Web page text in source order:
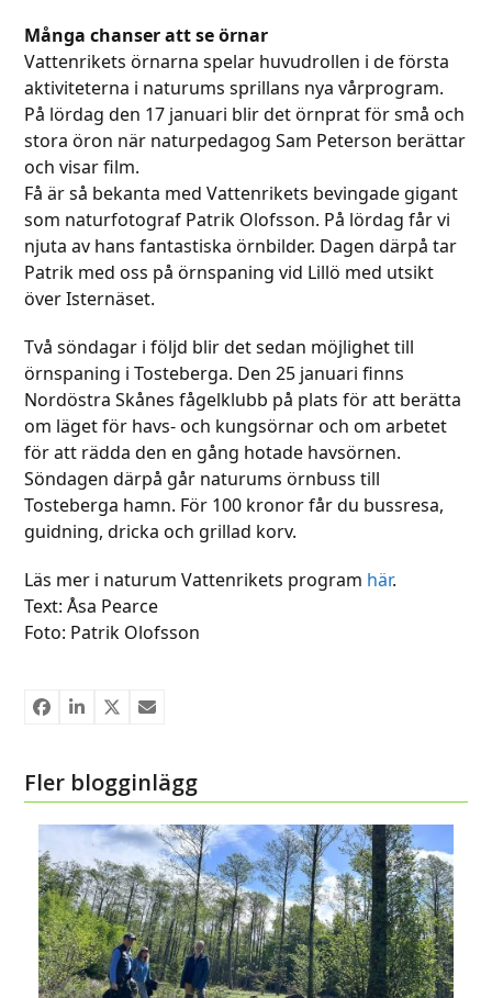
Många chanser att se örnar
Vattenrikets örnarna spelar huvudrollen i de första
aktiviteterna i naturums sprillans nya vårprogram.
På lördag den 17 januari blir det örnprat för små och
stora öron när naturpedagog Sam Peterson berättar
och visar film.
Få är så bekanta med Vattenrikets bevingade gigant
som naturfotograf Patrik Olofsson. På lördag får vi
njuta av hans fantastiska örnbilder. Dagen därpå tar
Patrik med oss på örnspaning vid Lillö med utsikt
över Isternäset.
Två söndagar i följd blir det sedan möjlighet till
örnspaning i Tosteberga. Den 25 januari finns
Nordöstra Skånes fågelklubb på plats för att berätta
om läget för havs- och kungsörnar och om arbetet
för att rädda den en gång hotade havsörnen.
Söndagen därpå går naturums örnbuss till
Tosteberga hamn. För 100 kronor får du bussresa,
guidning, dricka och grillad korv.
Läs mer i naturum Vattenrikets program här.
Text: Åsa Pearce
Foto: Patrik Olofsson
Fler blogginlägg